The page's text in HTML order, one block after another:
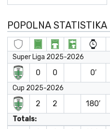
POPOLNA STATISTIKA
Super Liga 2025-2026
0 0 0′
Cup 2025-2026
2 2 180′
Totals: